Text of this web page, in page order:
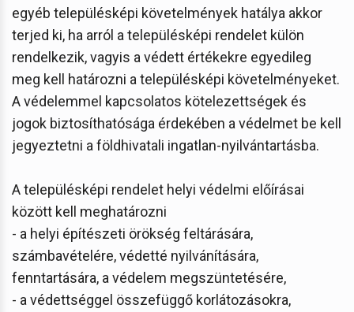
egyéb településképi követelmények hatálya akkor
terjed ki, ha arról a településképi rendelet külön
rendelkezik, vagyis a védett értékekre egyedileg
meg kell határozni a településképi követelményeket.
A védelemmel kapcsolatos kötelezettségek és
jogok biztosíthatósága érdekében a védelmet be kell
jegyeztetni a földhivatali ingatlan-nyilvántartásba.
A településképi rendelet helyi védelmi előírásai
között kell meghatározni
- a helyi építészeti örökség feltárására,
számbavételére, védetté nyilvánítására,
fenntartására, a védelem megszüntetésére,
- a védettséggel összefüggő korlátozásokra,